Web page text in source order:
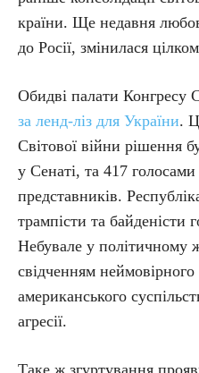
країни. Ще недавня
до Росії, змінилася
Обидві палати
за ленд-ліз для України.
Світової війни рішення
у Сенаті, та 417
представників.
трампісти та байденісти
Небувале у
свідченням неймовірного
американського
агресії.
Таке ж згуртування